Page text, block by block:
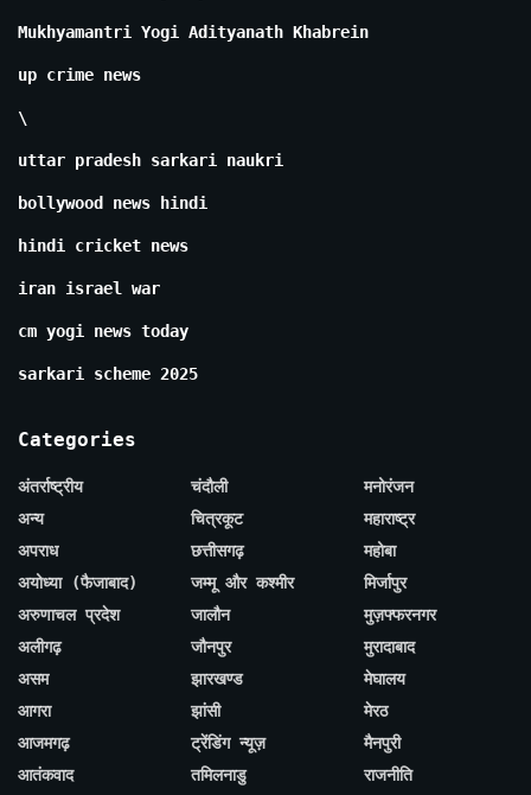
Mukhyamantri Yogi Adityanath Khabrein
up crime news
\
uttar pradesh sarkari naukri
bollywood news hindi
hindi cricket news
iran israel war
cm yogi news today
sarkari scheme 2025
Categories
अंतर्राष्ट्रीय
अन्य
अपराध
अयोध्या (फैजाबाद)
अरुणाचल प्रदेश
अलीगढ़
असम
आगरा
आजमगढ़
आतंकवाद
चंदौली
चित्रकूट
छत्तीसगढ़
जम्मू और कश्मीर
जालौन
जौनपुर
झारखण्ड
झांसी
ट्रेंडिंग न्यूज़
तमिलनाडु
मनोरंजन
महाराष्ट्र
महोबा
मिर्जापुर
मुज़फ्फरनगर
मुरादाबाद
मेघालय
मेरठ
मैनपुरी
राजनीति